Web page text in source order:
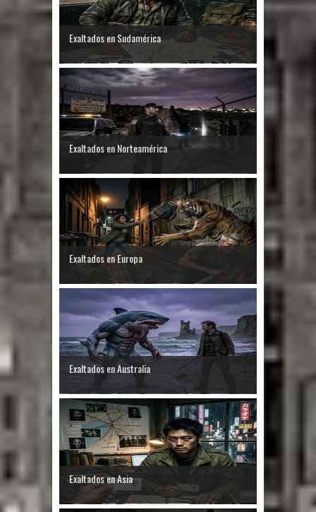
Exaltados en Sudamérica
Exaltados en Norteamérica
Exaltados en Europa
Exaltados en Australia
Exaltados en Asia